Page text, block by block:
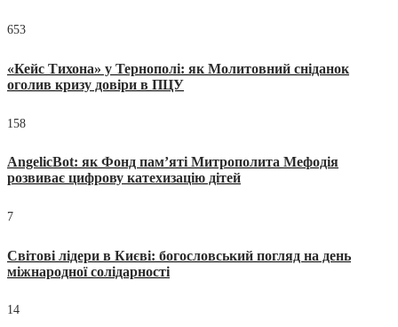
653
«Кейс Тихона» у Тернополі: як Молитовний сніданок
оголив кризу довіри в ПЦУ
158
AngelicBot: як Фонд пам’яті Митрополита Мефодія
розвиває цифрову катехизацію дітей
7
Світові лідери в Києві: богословський погляд на день
міжнародної солідарності
14